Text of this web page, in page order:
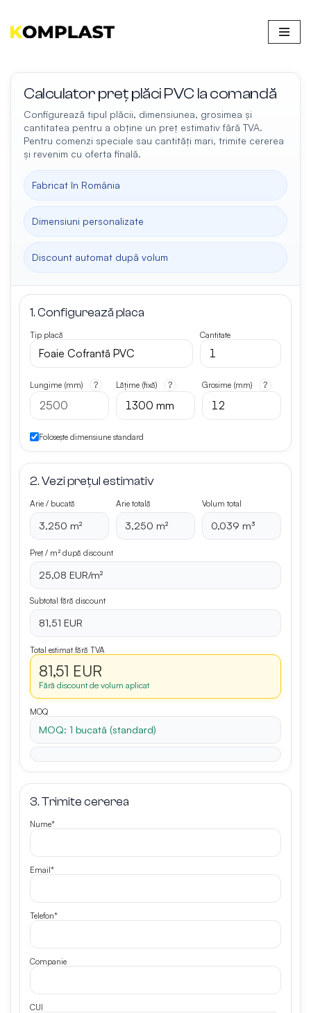
Sari
conținut
Calculator preț plăci PVC la comandă
Configurează tipul plăcii, dimensiunea, grosimea și
cantitatea pentru a obține un preț estimativ fără TVA.
Pentru comenzi speciale sau cantități mari, trimite cererea
și revenim cu oferta finală.
Fabricat în România
Dimensiuni personalizate
Discount automat după volum
1. Configurează placa
Tip placă Cantitate
Lungime (mm) Lățime (fixă) Grosime (mm)
Folosește dimensiune standard
2. Vezi prețul estimativ
Arie / bucată
3,250 m²
Arie totală
3,250 m²
Volum total
0,039 m³
Preț / m² după discount
25,08 EUR/m²
Subtotal fără discount
81,51 EUR
Total estimat fără TVA
81,51 EUR
Fără discount de volum aplicat
MOQ
MOQ: 1 bucată (standard)
3. Trimite cererea
Nume*
Email*
Telefon*
Companie
CUI